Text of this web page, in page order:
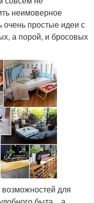
неимоверное
очень простые идеи с
а порой, и бросовых
для